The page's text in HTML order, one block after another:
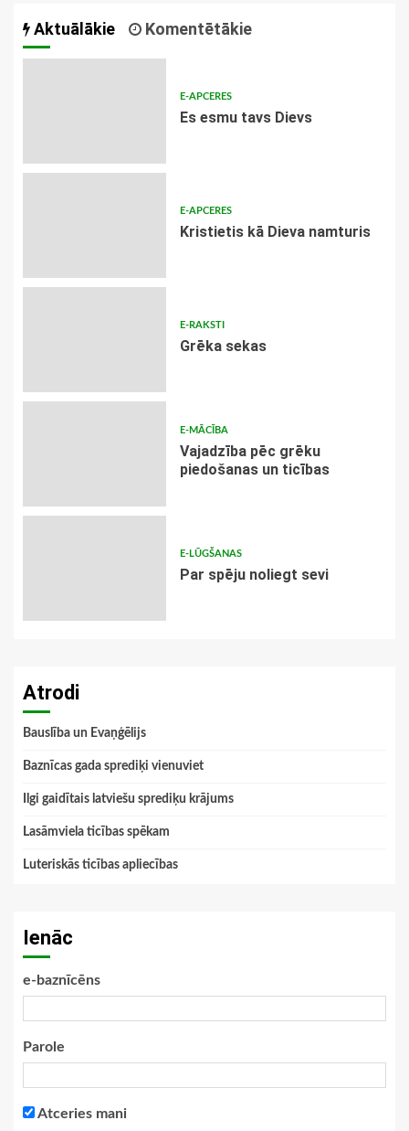
Aktuālākie Komentētākie
E-APCERES
Es esmu tavs Dievs
E-APCERES
Kristietis kā Dieva namturis
E-RAKSTI
Grēka sekas
E-MĀCĪBA
Vajadzība pēc grēku
piedošanas un ticības
E-LŪGŠANAS
Par spēju noliegt sevi
Atrodi
Bauslība un Evaņģēlijs
Baznīcas gada sprediķi vienuviet
Ilgi gaidītais latviešu sprediķu krājums
Lasāmviela ticības spēkam
Luteriskās ticības apliecības
Ienāc
e-baznīcēns
Parole
Atceries mani